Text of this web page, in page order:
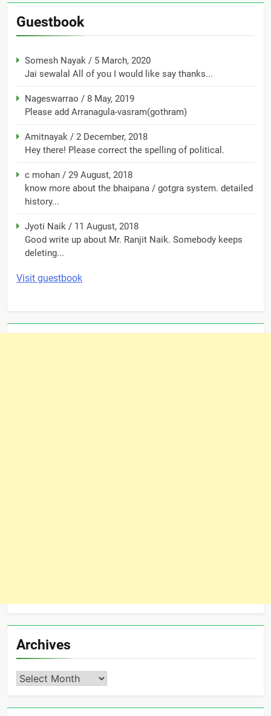
Guestbook
Somesh Nayak / 5 March, 2020
Jai sewalal All of you I would like say thanks...
Nageswarrao / 8 May, 2019
Please add Arranagula-vasram(gothram)
Amitnayak / 2 December, 2018
Hey there! Please correct the spelling of political.
c mohan / 29 August, 2018
know more about the bhaipana / gotgra system. detailed
history...
Jyoti Naik / 11 August, 2018
Good write up about Mr. Ranjit Naik. Somebody keeps
deleting...
Visit guestbook
Archives
Archives